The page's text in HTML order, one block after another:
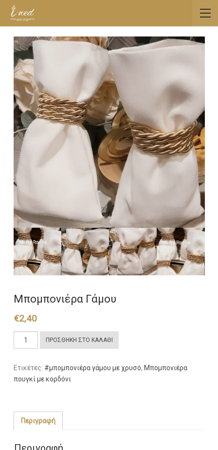
Μπομπονιέρα Γάμου
€2,40
Μπομπονιέρα
Γάμου
ΠΡΟΣΘΉΚΗ ΣΤΟ ΚΑΛΆΘΙ
Ετικέτες: #μπομπονιέρα γάμου με χρυσό, Μπομπονιέρα
πουγκί με κορδόνι
Περιγραφή